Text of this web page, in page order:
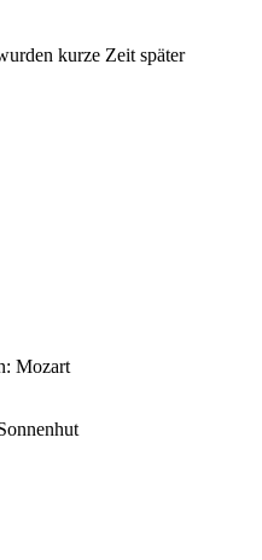
kurze Zeit später
Mozart